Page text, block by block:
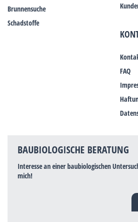
Brunnensuche
Schadstoffe
FAQ
BAUBIOLOGISCHE BERATUNG
Interesse an einer baubiologischen
mich!